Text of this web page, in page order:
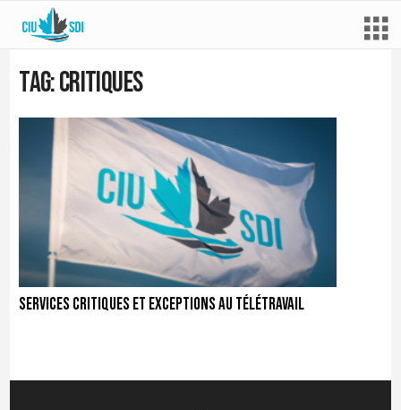
Tag: critiques
Services critiques et exceptions au télétravail